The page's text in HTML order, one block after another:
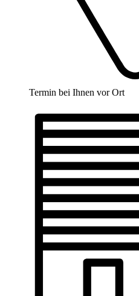
Termin bei Ihnen vor Ort